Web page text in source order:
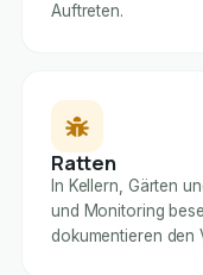
Auftreten.
Ratten
In Kellern, Gärten
und Monitoring
dokumentieren den